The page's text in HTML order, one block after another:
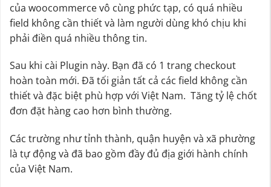
của woocommerce vô cùng phức tạp, có quá nhiều
field không cần thiết và làm người dùng khó chịu khi
phải điền quá nhiều thông tin.
Sau khi cài Plugin này. Bạn đã có 1 trang checkout
hoàn toàn mới. Đã tối giản tất cả các field không cần
thiết và đặc biệt phù hợp với Việt Nam. Tăng tỷ lệ chốt
đơn đặt hàng cao hơn bình thường.
Các trường như tỉnh thành, quận huyện và xã phường
là tự động và đã bao gồm đầy đủ địa giới hành chính
của Việt Nam.